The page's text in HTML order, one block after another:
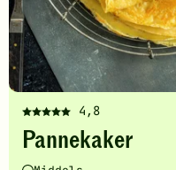
4,8
Denne
oppskriften
Pannekaker